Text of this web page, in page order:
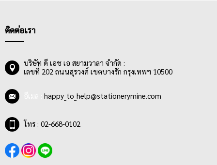
ติดต่อเรา
บริษัท ดี เอช เอ สยามวาลา จำกัด :
เลขที่ 202 ถนนสุรวงศ์ เขตบางรัก กรุงเทพฯ 10500
happy_to_help@stationerymine.com
โทร : 02-668-0102